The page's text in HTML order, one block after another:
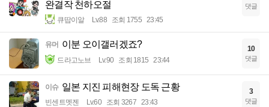
완결작 천하오절
큐땁이알 Lv.88 조회 1755 23:45
댓글
유머 이분 오이갤러겠죠?
드라고노브 Lv.90 조회 1815 23:44
10
댓글
이슈 일본 지진 피해현장 도독 근황
빈센트멧젠 Lv.60 조회 3267 23:43
3
댓글